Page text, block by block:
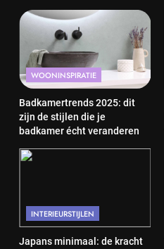
WOONINSPIRATIE
Badkamertrends 2025: dit
zijn de stijlen die je
badkamer écht veranderen
INTERIEURSTIJLEN
Japans minimaal: de kracht